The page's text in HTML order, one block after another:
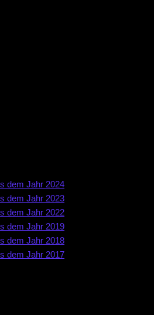
dem Jahr 2024
dem Jahr 2023
dem Jahr 2022
dem Jahr 2019
dem Jahr 2018
dem Jahr 2017